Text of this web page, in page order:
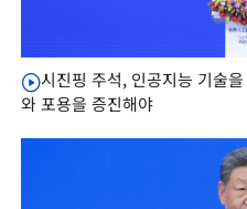
시진핑 주석, 인공지능 기술
와 포용을 증진해야